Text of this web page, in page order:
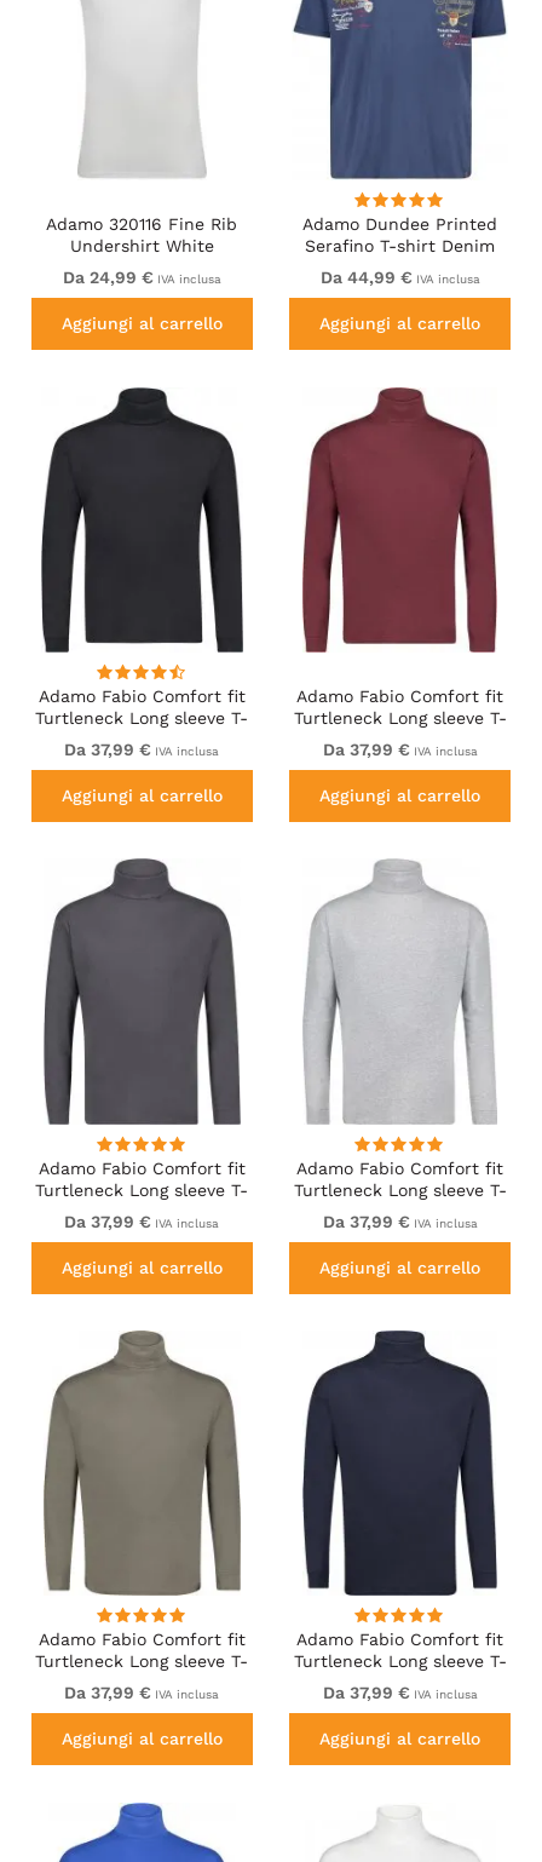
Adamo 320116 Fine Rib
Undershirt White
Da 24,99 € IVA inclusa
Aggiungi al carrello
Adamo Dundee Printed
Serafino T-shirt Denim
Blue
Da 44,99 € IVA inclusa
Aggiungi al carrello
Adamo Fabio Comfort fit
Turtleneck Long sleeve T-
shirt Black
Da 37,99 € IVA inclusa
Aggiungi al carrello
Adamo Fabio Comfort fit
Turtleneck Long sleeve T-
shirt Burgundy
Da 37,99 € IVA inclusa
Aggiungi al carrello
Adamo Fabio Comfort fit
Turtleneck Long sleeve T-
shirt Charcoal
Da 37,99 € IVA inclusa
Aggiungi al carrello
Adamo Fabio Comfort fit
Turtleneck Long sleeve T-
shirt Grey
Da 37,99 € IVA inclusa
Aggiungi al carrello
Adamo Fabio Comfort fit
Turtleneck Long sleeve T-
shirt Khaki
Da 37,99 € IVA inclusa
Aggiungi al carrello
Adamo Fabio Comfort fit
Turtleneck Long sleeve T-
shirt Navy
Da 37,99 € IVA inclusa
Aggiungi al carrello